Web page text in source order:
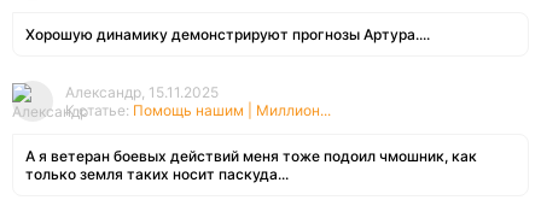
Хорошую динамику демонстрируют прогнозы Артура....
Александр, 15.11.2025
К статье: Помощь нашим | Миллион...
А я ветеран боевых действий меня тоже подоил чмошник, как
только земля таких носит паскуда...